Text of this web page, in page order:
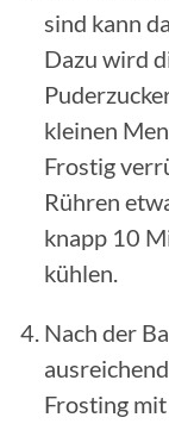
sind kann
Dazu wird
kleinen
Frostig
Rühren
knapp 10
kühlen.
Nach der
Frosting